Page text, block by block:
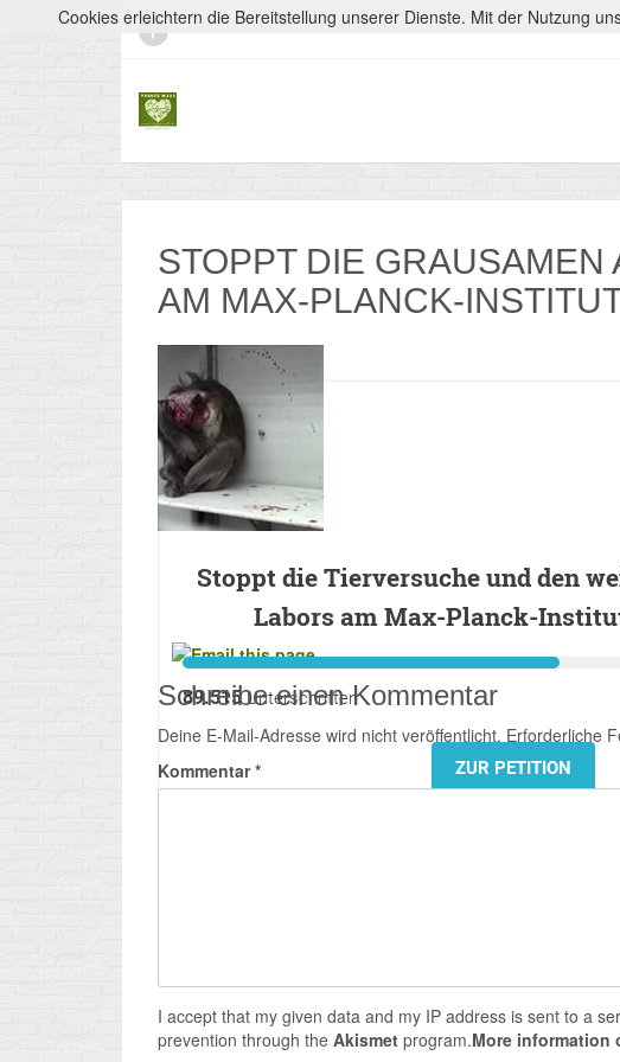
STOPPT DIE
AM MAX-PLANCK-
Stoppt die Tierversuche und den
Labors am Max-Planck-
89.515Unterschriften
ZUR PETITION
Schreibe einen Kommentar
Deine E-Mail-Adresse wird nicht veröffentlicht. Erforderliche
Kommentar*
I accept that my given data and my IP address is sent to a
prevention through the Akismet program.More information
Cookies erleichtern die Bereitstellung unserer Dienste. Mit der Nutzung